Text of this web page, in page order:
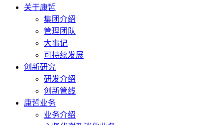
关于康哲
集团介绍
管理团队
大事记
可持续发展
创新研究
研发介绍
创新管线
康哲业务
业务介绍